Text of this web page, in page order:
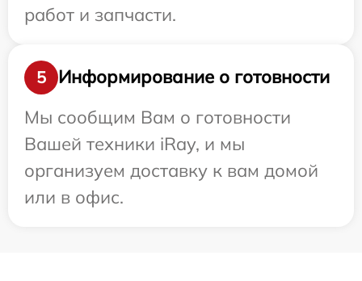
работ и запчасти.
5
Информирование о готовности
Мы сообщим Вам о готовности
Вашей техники iRay, и мы
организуем доставку к вам домой
или в офис.